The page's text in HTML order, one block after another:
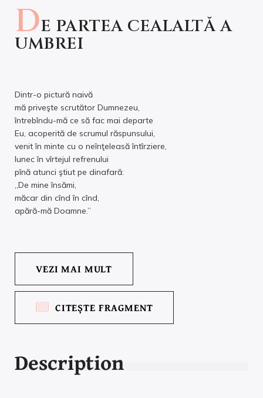
DE PARTEA CEALALTĂ A
UMBREI
Dintr-o pictură naivă
mă priveşte scrutător Dumnezeu,
întrebîndu-mă ce să fac mai departe
Eu, acoperită de scrumul răspunsului,
venit în minte cu o neînţeleasă întîrziere,
lunec în vîrtejul refrenului
pînă atunci ştiut pe dinafară:
„De mine însămi,
măcar din cînd în cînd,
apără-mă Doamne.”
VEZI MAI MULT
CITEȘTE FRAGMENT
Description